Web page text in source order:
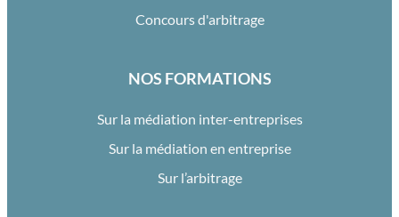
Concours d'arbitrage
NOS FORMATIONS
Sur la médiation inter-entreprises
Sur la médiation en entreprise
Sur l’arbitrage